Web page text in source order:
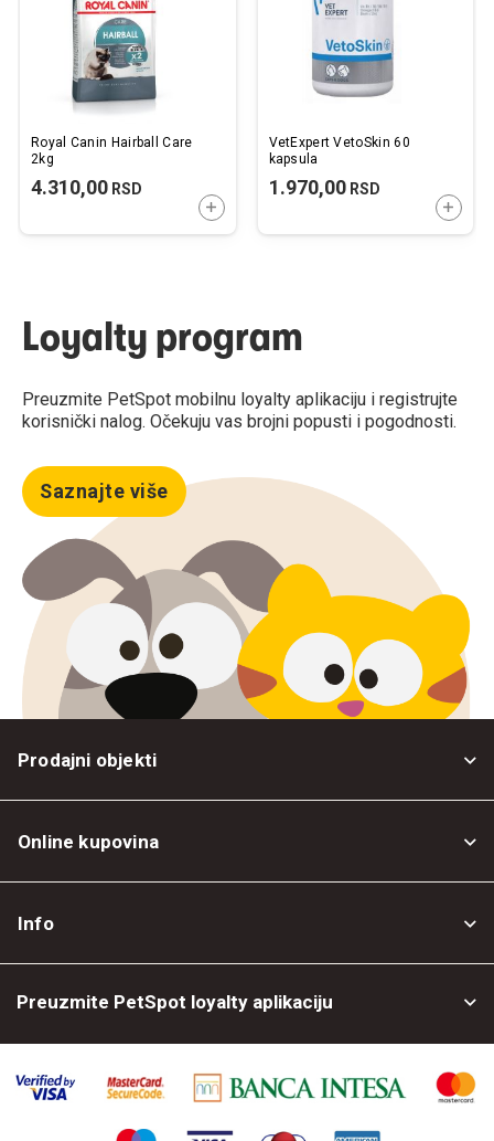
Royal Canin Hairball Care
2kg
4.310,00 RSD
DODAJTE U KORPU
VetExpert VetoSkin 60
kapsula
1.970,00RSD
Loyalty program
Preuzmite PetSpot mobilnu loyalty aplikaciju i registrujte
korisnički nalog. Očekuju vas brojni popusti i pogodnosti.
Saznajte više
Prodajni objekti
Online kupovina
Info
Preuzmite PetSpot loyalty aplikaciju